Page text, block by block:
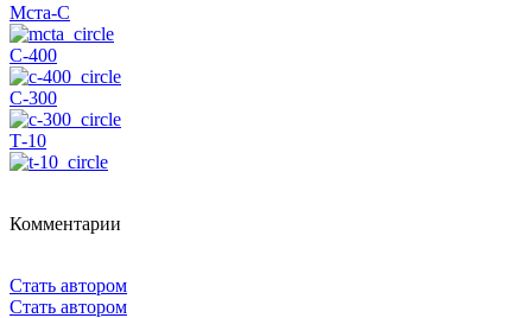
Мста-С
С-400
С-300
Т-10
Комментарии
Стать автором
Стать автором